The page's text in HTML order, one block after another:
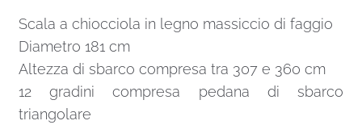
originale
era:
4.175,00€.
attuale
2.379,00€.
Scala a chiocciola in legno massiccio di faggio
Diametro 181 cm
Altezza di sbarco compresa tra 307 e 360 cm
12 gradini compresa pedana di sbarco
triangolare